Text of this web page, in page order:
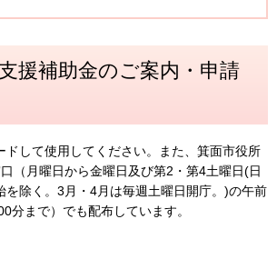
援補助金のご案内・申請
ドして使用してください。また、箕面市役所
（月曜日から金曜日及び第2・第4土曜日(日
を除く。3月・4月は毎週土曜日開庁。)の午前
分まで）でも配布しています。